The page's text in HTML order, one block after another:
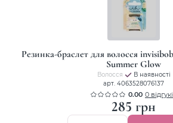
Резинка-браслет для волосся
Summer Glow
Волосся
В наявності
арт. 4063528076137
0.00 0
285 грн